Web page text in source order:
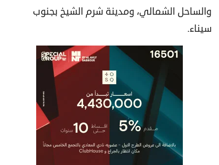
والساحل الشمالي، ومدينة شرم الشيخ بجنوب
سيناء.